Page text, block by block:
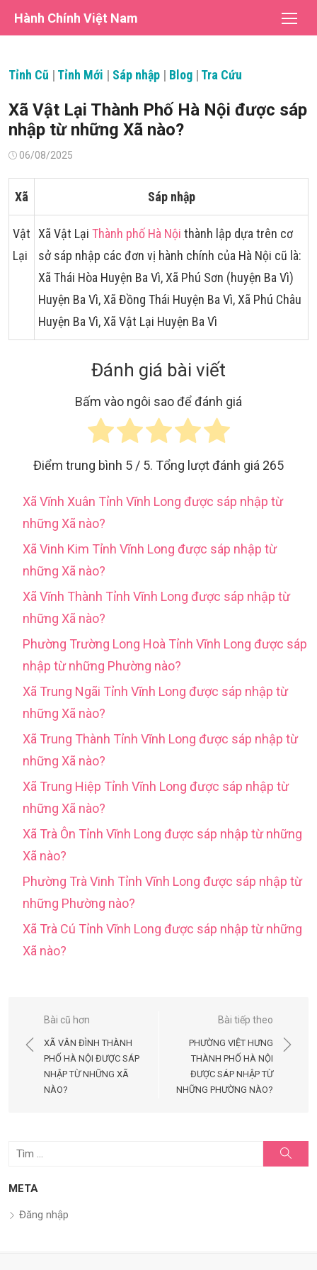
Hành Chính Việt Nam
Tỉnh Cũ | Tỉnh Mới | Sáp nhập | Blog | Tra Cứu
Xã Vật Lại Thành Phố Hà Nội được sáp
nhập từ những Xã nào?
Đăng06/08/2025
Xã Sáp nhập
Vật
Lại
Xã Vật Lại Thành phố Hà Nội thành lập dựa trên cơ
sở sáp nhập các đơn vị hành chính của Hà Nội cũ là:
Xã Thái Hòa Huyện Ba Vì, Xã Phú Sơn (huyện Ba Vì)
Huyện Ba Vì, Xã Đồng Thái Huyện Ba Vì, Xã Phú Châu
Huyện Ba Vì, Xã Vật Lại Huyện Ba Vì
Đánh giá bài viết
Bấm vào ngôi sao để đánh giá
Điểm trung bình 5 / 5. Tổng lượt đánh giá 265
Xã Vĩnh Xuân Tỉnh Vĩnh Long được sáp nhập từ
những Xã nào?
Xã Vinh Kim Tỉnh Vĩnh Long được sáp nhập từ
những Xã nào?
Xã Vĩnh Thành Tỉnh Vĩnh Long được sáp nhập từ
những Xã nào?
Phường Trường Long Hoà Tỉnh Vĩnh Long được sáp
nhập từ những Phường nào?
Xã Trung Ngãi Tỉnh Vĩnh Long được sáp nhập từ
những Xã nào?
Xã Trung Thành Tỉnh Vĩnh Long được sáp nhập từ
những Xã nào?
Xã Trung Hiệp Tỉnh Vĩnh Long được sáp nhập từ
những Xã nào?
Xã Trà Ôn Tỉnh Vĩnh Long được sáp nhập từ những
Xã nào?
Phường Trà Vinh Tỉnh Vĩnh Long được sáp nhập từ
những Phường nào?
Xã Trà Cú Tỉnh Vĩnh Long được sáp nhập từ những
Xã nào?
Điều
hướng
viết
Bài cũ hơn
XÃ VÂN ĐÌNH THÀNH
PHỐ HÀ NỘI ĐƯỢC SÁP
NHẬP TỪ NHỮNG XÃ
NÀO?
Bài tiếp theo
PHƯỜNG VIỆT HƯNG
THÀNH PHỐ HÀ NỘI
ĐƯỢC SÁP NHẬP TỪ
NHỮNG PHƯỜNG NÀO?
Tìm
quả
kiếm
META
Đăng nhập